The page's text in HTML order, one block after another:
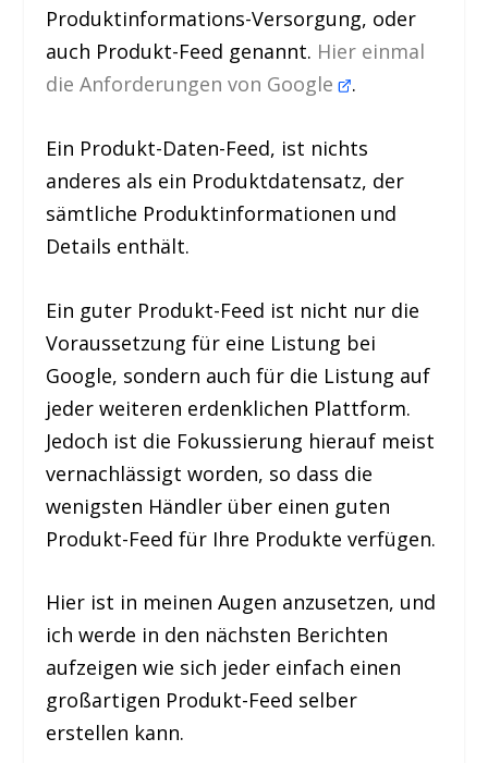
Produktinformations-Versorgung, oder
auch Produkt-Feed genannt. Hier einmal
die Anforderungen von Google .
Ein Produkt-Daten-Feed, ist nichts
anderes als ein Produktdatensatz, der
sämtliche Produktinformationen und
Details enthält.
Ein guter Produkt-Feed ist nicht nur die
Voraussetzung für eine Listung bei
Google, sondern auch für die Listung auf
jeder weiteren erdenklichen Plattform.
Jedoch ist die Fokussierung hierauf meist
vernachlässigt worden, so dass die
wenigsten Händler über einen guten
Produkt-Feed für Ihre Produkte verfügen.
Hier ist in meinen Augen anzusetzen, und
ich werde in den nächsten Berichten
aufzeigen wie sich jeder einfach einen
großartigen Produkt-Feed selber
erstellen kann.